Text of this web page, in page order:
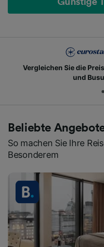
Günstige
Vergleichen Sie die
und
Beliebte
So machen Sie Ihre
Besonderem